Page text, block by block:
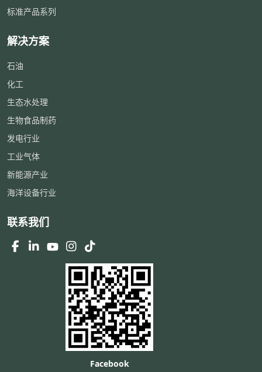
标准产品系列
解决方案
石油
化工
生态水处理
生物食品制药
发电行业
工业气体
新能源产业
海洋设备行业
联系我们
Facebook